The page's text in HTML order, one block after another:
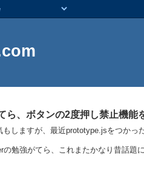
、ボタンの2度押し禁止機能
しますが、最近prototype.jsをつかっ
勉強がてら、これまたかなり昔話題